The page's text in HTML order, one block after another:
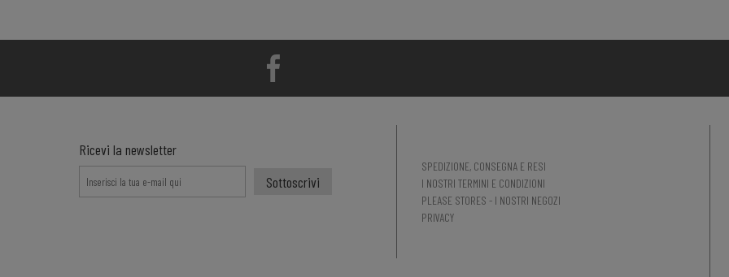
Ricevi la newsletter
SPEDIZIONE, CONSEGNA E RESI
I NOSTRI TERMINI E CONDIZIONI
PLEASE STORES - I NOSTRI NEGOZI
PRIVACY